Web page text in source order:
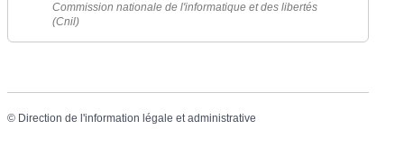
Commission nationale de l'informatique et des libertés
(Cnil)
© Direction de l'information légale et administrative